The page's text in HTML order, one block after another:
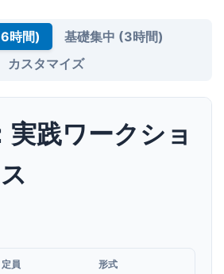
時間)
基礎集中 (3時間)
カスタマイズ
実践ワークショ
定員 形式